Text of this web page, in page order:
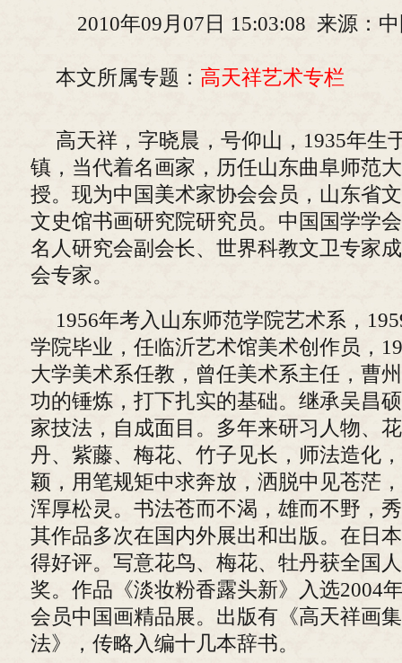
2010年09月07日 15:03:08 来源：
本文所属专题： 高天祥艺术专栏
高天祥，字晓晨，号仰山，1935年生
镇，当代着名画家，历任山东曲阜师范
授。现为中国美术家协会会员，山东省
文史馆书画研究院研究员。中国国学学
名人研究会副会长、世界科教文卫专家
会专家。
1956年考入山东师范学院艺术系，
学院毕业，任临沂艺术馆美术创作员，
大学美术系任教，曾任美术系主任，曹
功的锤炼，打下扎实的基础。继承吴昌
家技法，自成面目。多年来研习人物、
丹、紫藤、梅花、竹子见长，师法造化
颖，用笔规矩中求奔放，洒脱中见苍茫
浑厚松灵。书法苍而不渴，雄而不野，
其作品多次在国内外展出和出版。在日
得好评。写意花鸟、梅花、牡丹获全国
奖。作品《淡妆粉香露头新》入选2004
会员中国画精品展。出版有《高天祥画
法》，传略入编十几本辞书。